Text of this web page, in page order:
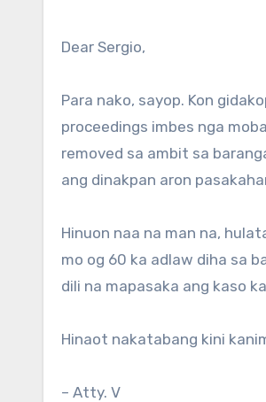
Dear Sergio,
Para nako, sayop. Kon
proceedings imbes nga
removed sa ambit sa
ang dinakpan aron
Hinuon naa na man na,
mo og 60 ka adlaw diha sa
dili na mapasaka ang kaso
Hinaot nakatabang kini
– Atty. V